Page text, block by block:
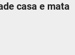
casa e mata